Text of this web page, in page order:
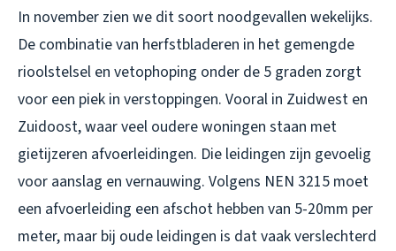
In november zien we dit soort noodgevallen wekelijks.
De combinatie van herfstbladeren in het gemengde
rioolstelsel en vetophoping onder de 5 graden zorgt
voor een piek in verstoppingen. Vooral in Zuidwest en
Zuidoost, waar veel oudere woningen staan met
gietijzeren afvoerleidingen. Die leidingen zijn gevoelig
voor aanslag en vernauwing. Volgens NEN 3215 moet
een afvoerleiding een afschot hebben van 5-20mm per
meter, maar bij oude leidingen is dat vaak verslechterd